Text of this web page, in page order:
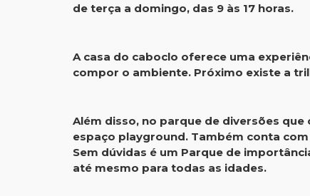
de terça a domingo, das 9 às 17 horas.
A casa do caboclo oferece uma
compor o ambiente. Próximo existe a
Além disso, no parque de diversões
espaço playground. Também conta
Sem dúvidas é um Parque de
até mesmo para todas as idades.